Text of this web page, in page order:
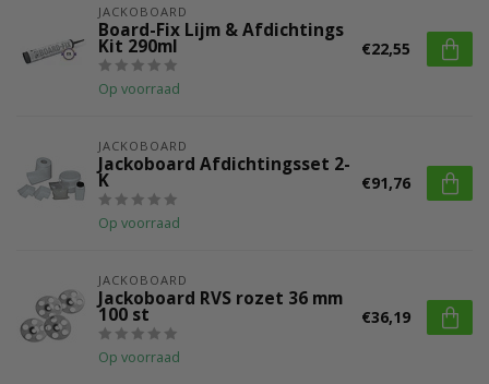
JACKOBOARD
Board-Fix Lijm & Afdichtings
Kit 290ml
Op voorraad
€22,55
JACKOBOARD
Jackoboard Afdichtingsset 2-
K
Op voorraad
€91,76
JACKOBOARD
Jackoboard RVS rozet 36 mm
100 st
Op voorraad
€36,19